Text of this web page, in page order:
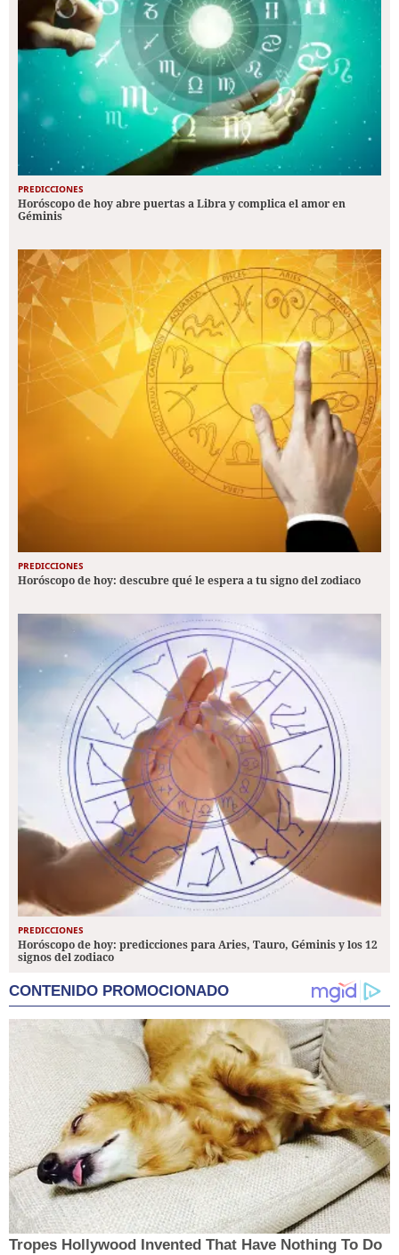
PREDICCIONES
Horóscopo de hoy abre puertas a Libra y complica el amor en
Géminis
PREDICCIONES
Horóscopo de hoy: descubre qué le espera a tu signo del zodiaco
PREDICCIONES
Horóscopo de hoy: predicciones para Aries, Tauro, Géminis y los 12
signos del zodiaco
CONTENIDO PROMOCIONADO
Tropes Hollywood Invented That Have Nothing To Do